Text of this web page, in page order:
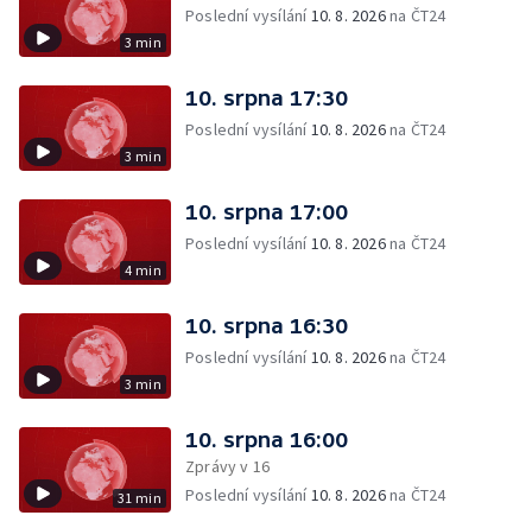
3 min
Poslední vysílání10. 8. 2026na ČT24
3 min
10. srpna 17:30
Poslední vysílání10. 8. 2026na ČT24
4 min
10. srpna 17:00
Poslední vysílání10. 8. 2026na ČT24
3 min
10. srpna 16:30
Poslední vysílání10. 8. 2026na ČT24
31 min
10. srpna 16:00
Zprávy v 16
Poslední vysílání10. 8. 2026na ČT24